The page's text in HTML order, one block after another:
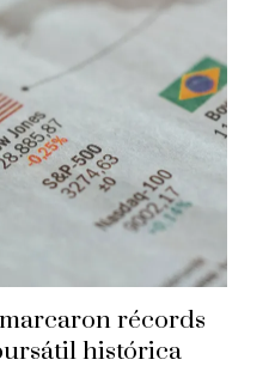
récords
histórica